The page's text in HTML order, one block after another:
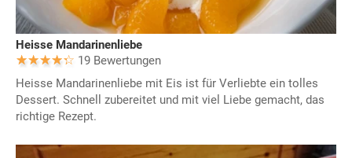
Heisse Mandarinenliebe
19 Bewertungen
Heisse Mandarinenliebe mit Eis ist für Verliebte ein tolles
Dessert. Schnell zubereitet und mit viel Liebe gemacht, das
richtige Rezept.